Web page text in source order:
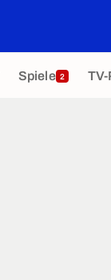
Spiele 2